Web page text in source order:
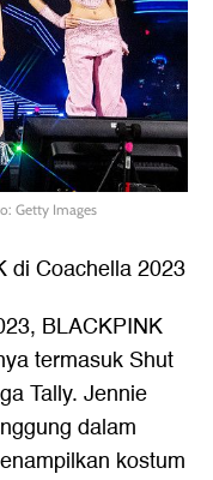
Getty Images
di Coachella 2023
BLACKPINK
termasuk Shut
Tally. Jennie
dalam
kostum